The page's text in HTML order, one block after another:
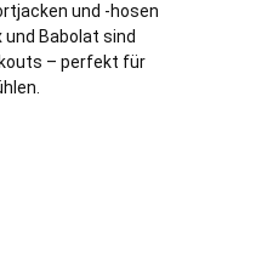
und -hosen
Babolat sind
– perfekt für